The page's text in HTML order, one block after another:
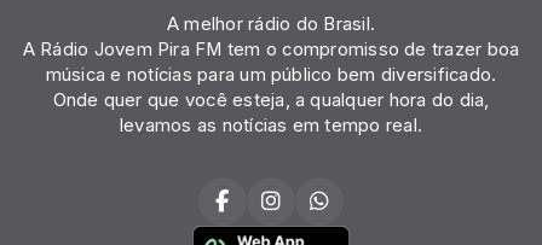
A melhor rádio do Brasil.
A Rádio Jovem Pira FM tem o compromisso de trazer boa
música e notícias para um público bem diversificado.
Onde quer que você esteja, a qualquer hora do dia,
levamos as notícias em tempo real.